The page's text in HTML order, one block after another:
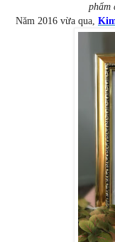
phẩm
Năm 2016 vừa qua,